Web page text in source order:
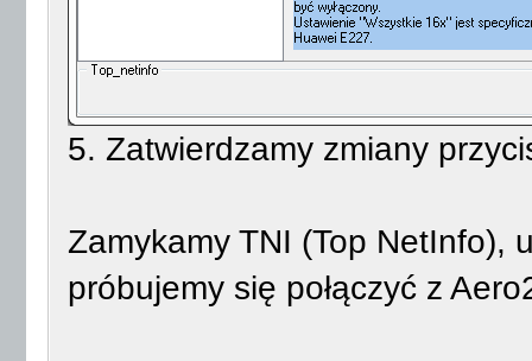
5. Zatwierdzamy zmiany
Zamykamy TNI (Top NetInfo),
próbujemy się połączyć z